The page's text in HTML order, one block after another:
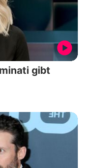
gibt